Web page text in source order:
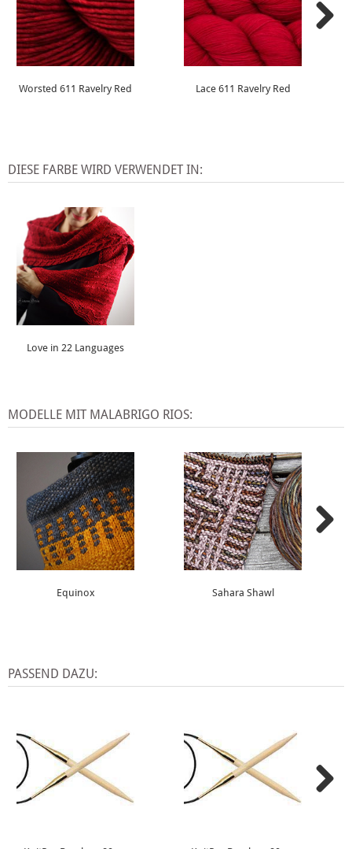
Worsted 611 Ravelry Red Lace 611 Ravelry Red
DIESE FARBE WIRD VERWENDET IN:
Love in 22 Languages
MODELLE MIT MALABRIGO RIOS:
Equinox Sahara Shawl
PASSEND DAZU: